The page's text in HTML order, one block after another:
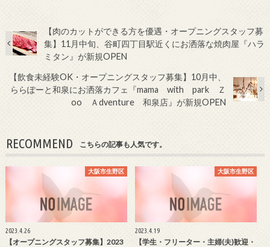
【肉のカットができる方を優遇・オープニングスタッフ募
集】11月中旬、谷町四丁目駅近くにお洒落な焼肉屋『ハラ
ミタン』が新規OPEN
【飲食未経験OK・オープニングスタッフ募集】10月中、
ららぽーと和泉にお洒落カフェ『mama with park Ｚ
oo Ａdventure 和泉店』が新規OPEN
RECOMMEND こちらの記事も人気です。
大阪市生野区
2023.4.26
【オープニングスタッフ募集】2023
大阪市生野区
2023.4.19
【学生・フリーター・主婦(夫)歓迎・